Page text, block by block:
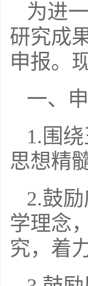
为进
研究成
申报。
一、
1.围
思想精
2.鼓
学理念
究，着